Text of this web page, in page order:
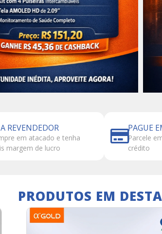
REVENDEDOR
em atacado e tenha
margem de lucro
PAGUE
Parcele
crédito
PRODUTOS EM